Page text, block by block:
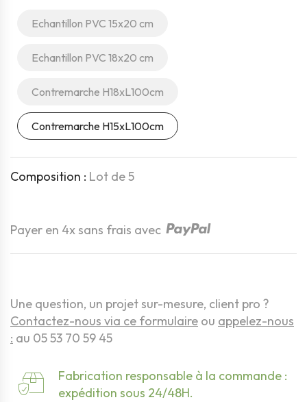
Echantillon PVC 15x20 cm
Echantillon PVC 18x20 cm
Contremarche H18xL100cm
Contremarche H15xL100cm
Composition : Lot de 5
Payer en 4x sans frais avec
Une question, un projet sur-mesure, client pro ?
Contactez-nous via ce formulaire ou appelez-nous
: au 05 53 70 59 45
Fabrication responsable à la commande :
expédition sous 24/48H.